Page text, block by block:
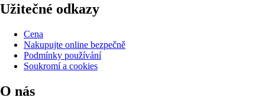
Užitečné odkazy
Cena
Nakupujte online bezpečně
Podmínky používání
Soukromí a cookies
O nás